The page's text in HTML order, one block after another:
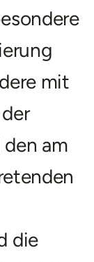
mit
am
die